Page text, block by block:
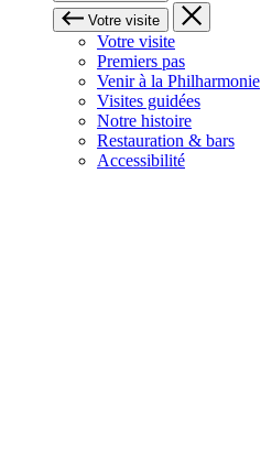
Votre visite
Votre visite
Premiers pas
Venir à la Philharmonie
Visites guidées
Notre histoire
Restauration & bars
Accessibilité